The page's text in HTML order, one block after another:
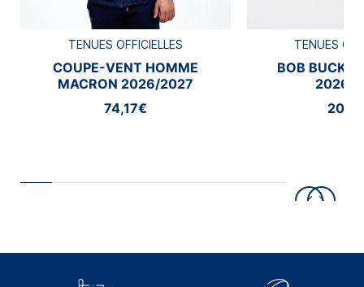
TENUES OFFICIELLES
COUPE-VENT HOMME
MACRON 2026/2027
74,17€
TENUES
BOB
2026/